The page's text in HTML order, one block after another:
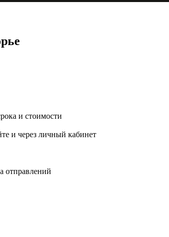
и стоимости
и через личный кабинет
отправлений